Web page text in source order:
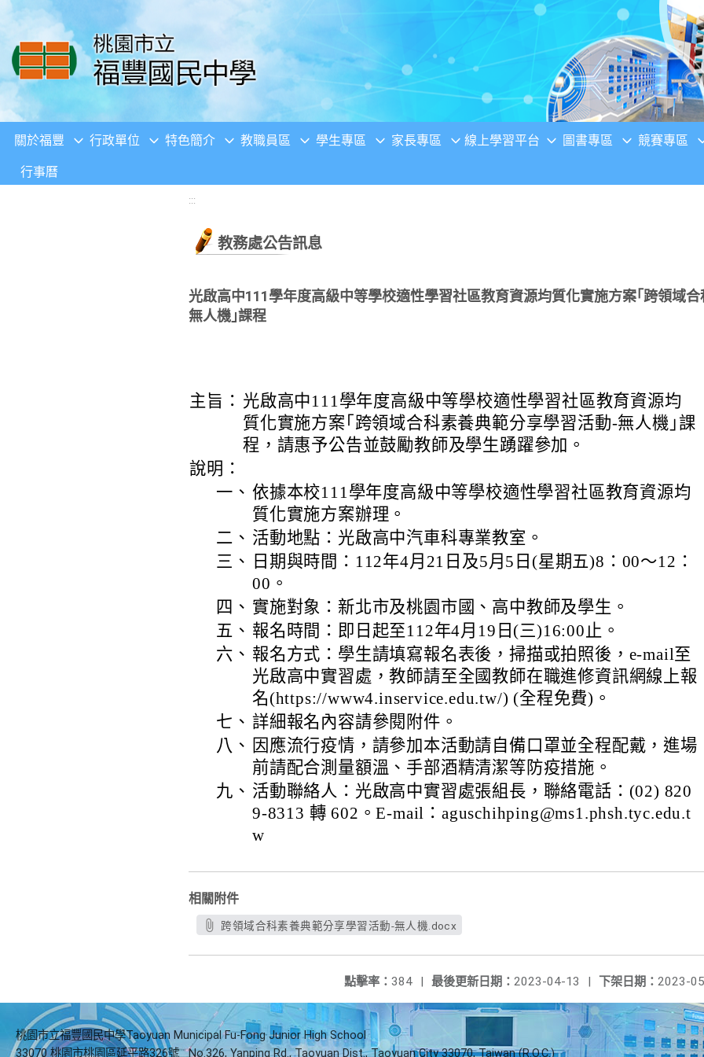
移至網頁之主要內容區位置
關於福豐 行政單位 特色簡介 教職員區 學生專區 家長專區 線上學習平台 圖書專區 競賽專區
行事曆
:::
教務處公告訊息
光啟高中111學年度高級中等學校適性學習社區教育資源均質化實施方案｢跨領域
無人機｣課程
主旨： 光啟高中111學年度高級中等學校適性學習社區教育資源均
質化實施方案｢跨領域合科素養典範分享學習活動-無人機｣課
程，請惠予公告並鼓勵教師及學生踴躍參加。
說明：
一、 依據本校111學年度高級中等學校適性學習社區教育資源均
質化實施方案辦理。
二、 活動地點：光啟高中汽車科專業教室。
三、
日期與時間：112年4月21日及5月5日(星期五)8：00～12：
00。
四、 實施對象：新北市及桃園市國、高中教師及學生。
五、 報名時間：即日起至112年4月19日(三)16:00止。
六、 報名方式：學生請填寫報名表後，掃描或拍照後，e-mail至
光啟高中實習處，教師請至全國教師在職進修資訊網線上報
名(https://www4.inservice.edu.tw/) (全程免費)。
七、 詳細報名內容請參閱附件。
八、 因應流行疫情，請參加本活動請自備口罩並全程配戴，進場
前請配合測量額溫、手部酒精清潔等防疫措施。
九、 活動聯絡人：光啟高中實習處張組長，聯絡電話：(02) 820
9-8313 轉 602。E-mail：aguschihping@ms1.phsh.tyc.edu.t
w
相關附件
跨領域合科素養典範分享學習活動-無人機.docx
下架日期： 2023-
最後更新日期： 2023-04-13 |
點擊率： 384 |
桃園市立福豐國民中學Taoyuan Municipal Fu-Fong Junior High School
33070 桃園市桃園區延平路326號
No.326, Yanping Rd., Taoyuan Dist., Taoyuan City 33070, Taiwan (R.O.C.)